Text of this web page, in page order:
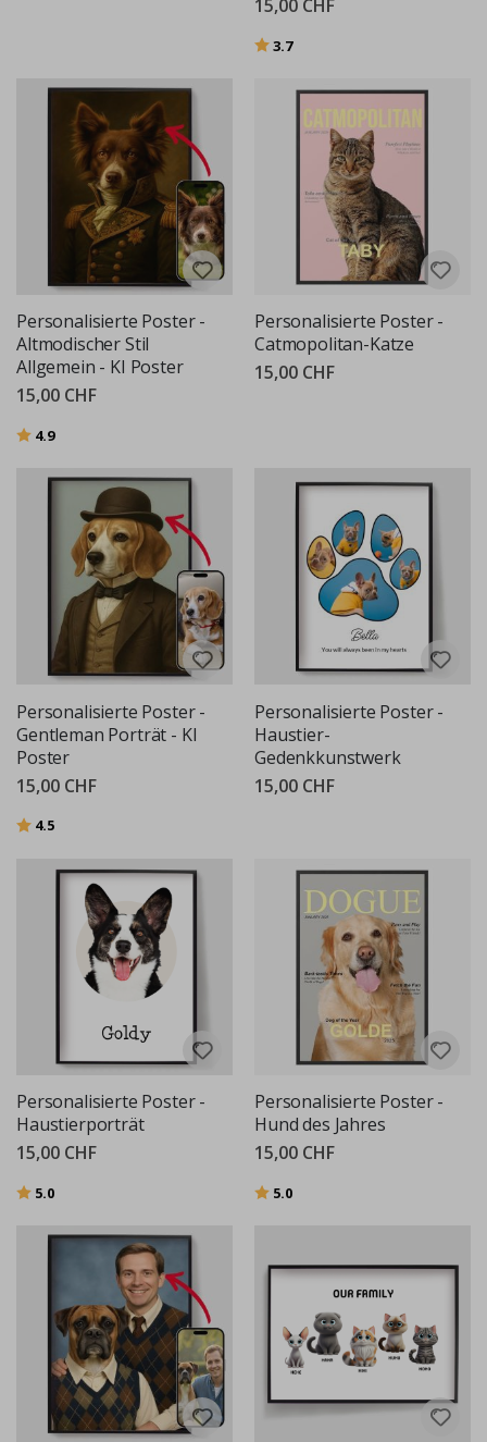
15,00 CHF
Bewertung:
3.7von 5 Sternen
Personalisierte Poster -
Altmodischer Stil
Allgemein - KI Poster
15,00 CHF
Bewertung:
4.9von 5 Sternen
Personalisierte Poster -
Catmopolitan-Katze
15,00 CHF
Personalisierte Poster -
Gentleman Porträt - KI
Poster
15,00 CHF
Bewertung:
4.5
Personalisierte Poster -
Haustier-
Gedenkkunstwerk
15,00 CHF
Personalisierte Poster -
Haustierporträt
15,00 CHF
Bewertung:
5.0
Personalisierte Poster -
Hund des Jahres
15,00 CHF
Bewertung:
5.0